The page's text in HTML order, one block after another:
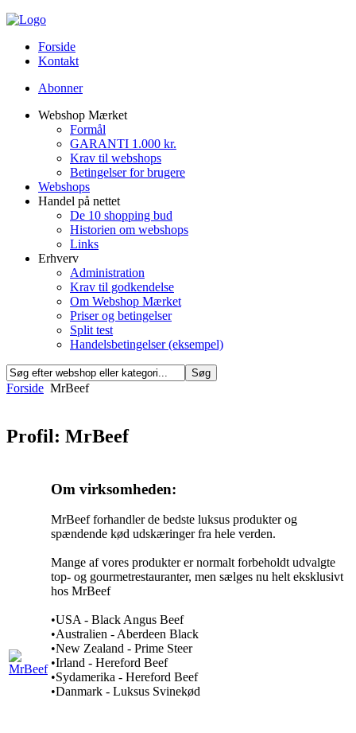
Forside
Kontakt
Abonner
Webshop Mærket
Formål
GARANTI 1.000 kr.
Krav til webshops
Betingelser for brugere
Webshops
Handel på nettet
De 10 shopping bud
Historien om webshops
Links
Erhverv
Administration
Krav til godkendelse
Om Webshop Mærket
Priser og betingelser
Split test
Handelsbetingelser (eksempel)
Forside MrBeef
Profil: MrBeef
Om virksomheden:
MrBeef forhandler de bedste luksus produkter og
spændende kød udskæringer fra hele verden.
Mange af vores produkter er normalt forbeholdt udvalgte
top- og gourmetrestauranter, men sælges nu helt eksklusivt
hos MrBeef
•USA - Black Angus Beef
•Australien - Aberdeen Black
•New Zealand - Prime Steer
•Irland - Hereford Beef
•Sydamerika - Hereford Beef
•Danmark - Luksus Svinekød